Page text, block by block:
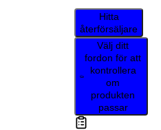
Hitta
återförsäljare
Välj ditt
fordon för att
kontrollera
om
produkten
passar